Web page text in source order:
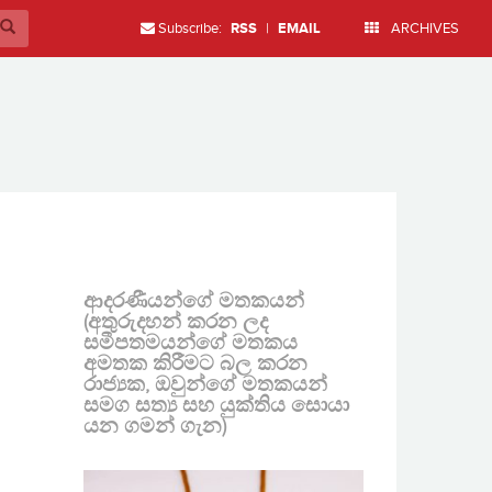
Subscribe: RSS | EMAIL ARCHIVES
ආදරණීයන්ගේ මතකයන්
(අතුරුදහන් කරන ලද
සමීපතමයන්ගේ මතකය
අමතක කිරීමට බල කරන
රාජ්‍යක, ඔවුන්ගේ මතකයන්
සමග සත්‍ය සහ යුක්තිය සොයා
යන ගමන් ගැන)